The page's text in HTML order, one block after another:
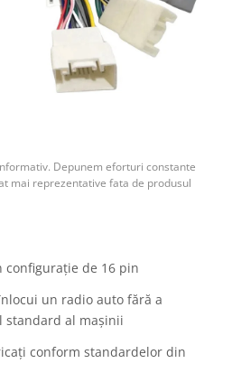
Depunem eforturi constante
mai reprezentative fata de produsul
configurație de 16 pin
un radio auto fără a
standard al mașinii
conform standardelor din